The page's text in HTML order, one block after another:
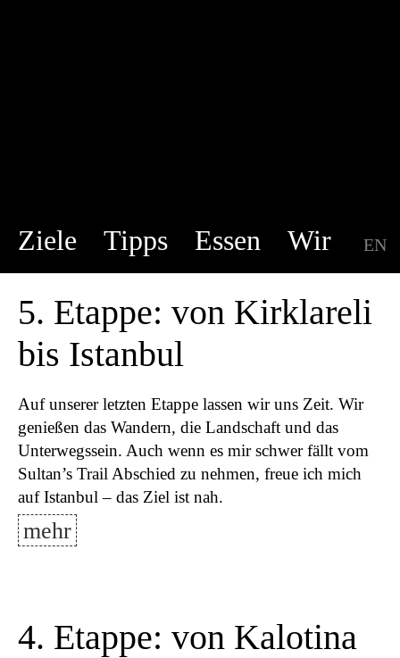
Ziele Tipps Essen Wir EN
5. Etappe: von Kirklareli
bis Istanbul
Auf unserer letzten Etappe lassen wir uns Zeit. Wir
genießen das Wandern, die Landschaft und das
Unterwegssein. Auch wenn es mir schwer fällt vom
Sultan’s Trail Abschied zu nehmen, freue ich mich
auf Istanbul – das Ziel ist nah.
mehr
4. Etappe: von Kalotina